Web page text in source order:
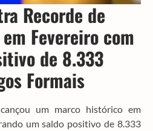
Recorde de
Fevereiro com
de 8.333
Formais
um marco histórico em
um saldo positivo de 8.333